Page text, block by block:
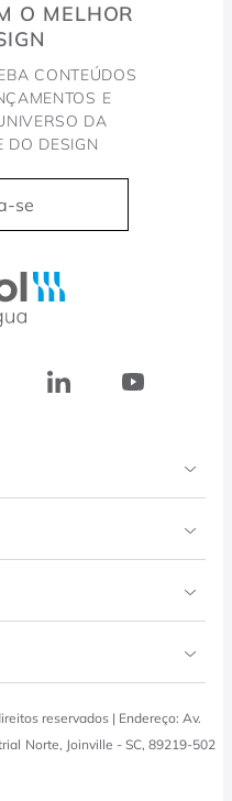
O MELHOR
CONTEÚDOS
E
DA
DO DESIGN
se
reservados | Endereço: Av.
Norte, Joinville - SC, 89219-502